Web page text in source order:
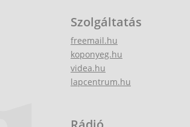
Szolgáltatás
freemail.hu
koponyeg.hu
videa.hu
lapcentrum.hu